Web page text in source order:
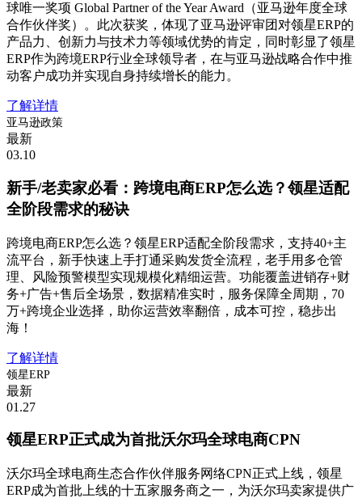
球唯一奖项 Global Partner of the Year Award（亚马逊年度全球
合作伙伴奖）。此次获奖，体现了亚马逊评审团对领星ERP的
产品力、创新力与技术力等领域优势的肯定，同时彰显了领星
ERP作为跨境ERP行业全球领导者，在与亚马逊战略合作中推
动客户成功并实现自身持续增长的能力。
了解详情
亚马逊政策
最新
03.10
新手/老卖家必看：跨境电商ERP怎么选？领星适配
全阶段需求的秘诀
跨境电商ERP怎么选？领星ERP适配全阶段需求，支持40+主
流平台，新手快速上手打通采购发货全流程，老手用多仓管
理、风险预警模型实现规模化精细运营。功能覆盖进销存+财
务+广告+售后全场景，数据精准实时，服务保障全周期，70
万+跨境企业选择，助你运营效率翻倍，成本可控，稳步出
海！
了解详情
领星ERP
最新
01.27
领星ERP正式成为首批沃尔玛全球电商CPN
沃尔玛全球电商生态合作伙伴服务网络CPN正式上线，领星
ERP成为首批上线的十五家服务商之一，为沃尔玛卖家提供广